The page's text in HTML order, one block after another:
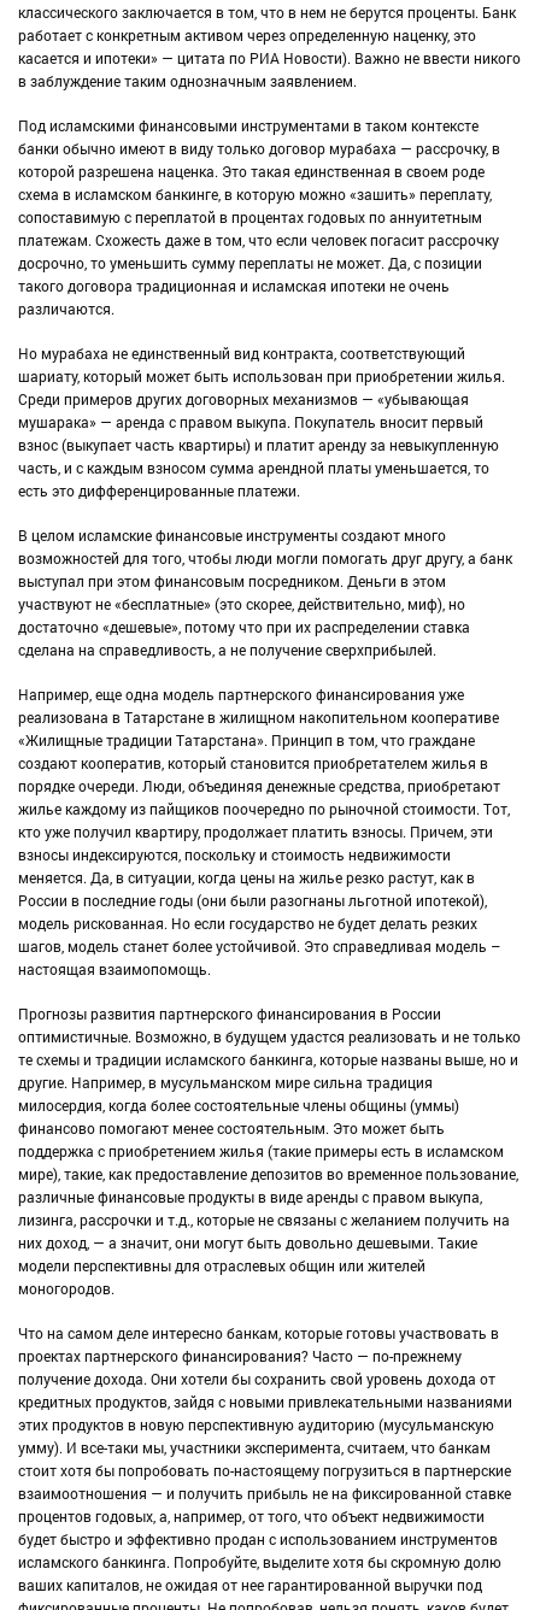
классического заключается в том, что в нем не берутся проценты. Банк
работает с конкретным активом через определенную наценку, это
касается и ипотеки» — цитата по РИА Новости). Важно не ввести никого
в заблуждение таким однозначным заявлением.
Под исламскими финансовыми инструментами в таком контексте
банки обычно имеют в виду только договор мурабаха — рассрочку, в
которой разрешена наценка. Это такая единственная в своем роде
схема в исламском банкинге, в которую можно «зашить» переплату,
сопоставимую с переплатой в процентах годовых по аннуитетным
платежам. Схожесть даже в том, что если человек погасит рассрочку
досрочно, то уменьшить сумму переплаты не может. Да, с позиции
такого договора традиционная и исламская ипотеки не очень
различаются.
Но мурабаха не единственный вид контракта, соответствующий
шариату, который может быть использован при приобретении жилья.
Среди примеров других договорных механизмов — «убывающая
мушарака» — аренда с правом выкупа. Покупатель вносит первый
взнос (выкупает часть квартиры) и платит аренду за невыкупленную
часть, и с каждым взносом сумма арендной платы уменьшается, то
есть это дифференцированные платежи.
В целом исламские финансовые инструменты создают много
возможностей для того, чтобы люди могли помогать друг другу, а банк
выступал при этом финансовым посредником. Деньги в этом
участвуют не «бесплатные» (это скорее, действительно, миф), но
достаточно «дешевые», потому что при их распределении ставка
сделана на справедливость, а не получение сверхприбылей.
Например, еще одна модель партнерского финансирования уже
реализована в Татарстане в жилищном накопительном кооперативе
«Жилищные традиции Татарстана». Принцип в том, что граждане
создают кооператив, который становится приобретателем жилья в
порядке очереди. Люди, объединяя денежные средства, приобретают
жилье каждому из пайщиков поочередно по рыночной стоимости. Тот,
кто уже получил квартиру, продолжает платить взносы. Причем, эти
взносы индексируются, поскольку и стоимость недвижимости
меняется. Да, в ситуации, когда цены на жилье резко растут, как в
России в последние годы (они были разогнаны льготной ипотекой),
модель рискованная. Но если государство не будет делать резких
шагов, модель станет более устойчивой. Это справедливая модель –
настоящая взаимопомощь.
Прогнозы развития партнерского финансирования в России
оптимистичные. Возможно, в будущем удастся реализовать и не только
те схемы и традиции исламского банкинга, которые названы выше, но и
другие. Например, в мусульманском мире сильна традиция
милосердия, когда более состоятельные члены общины (уммы)
финансово помогают менее состоятельным. Это может быть
поддержка с приобретением жилья (такие примеры есть в исламском
мире), такие, как предоставление депозитов во временное пользование,
различные финансовые продукты в виде аренды с правом выкупа,
лизинга, рассрочки и т.д., которые не связаны с желанием получить на
них доход, — а значит, они могут быть довольно дешевыми. Такие
модели перспективны для отраслевых общин или жителей
моногородов.
Что на самом деле интересно банкам, которые готовы участвовать в
проектах партнерского финансирования? Часто — по-прежнему
получение дохода. Они хотели бы сохранить свой уровень дохода от
кредитных продуктов, зайдя с новыми привлекательными названиями
этих продуктов в новую перспективную аудиторию (мусульманскую
умму). И все-таки мы, участники эксперимента, считаем, что банкам
стоит хотя бы попробовать по-настоящему погрузиться в партнерские
взаимоотношения — и получить прибыль не на фиксированной ставке
процентов годовых, а, например, от того, что объект недвижимости
будет быстро и эффективно продан с использованием инструментов
исламского банкинга. Попробуйте, выделите хотя бы скромную долю
ваших капиталов, не ожидая от нее гарантированной выручки под